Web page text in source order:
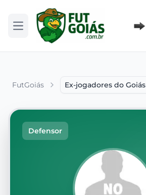
Abrir menu
FutGoiás Ex-jogadores do Goiás
Defensor